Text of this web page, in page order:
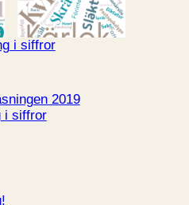
i siffror
i siffror